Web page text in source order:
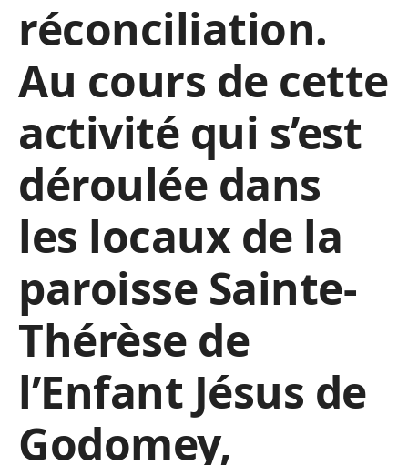
réconciliation.
Au cours de cette
activité qui s’est
déroulée dans
les locaux de la
paroisse Sainte-
Thérèse de
l’Enfant Jésus de
Godomey,